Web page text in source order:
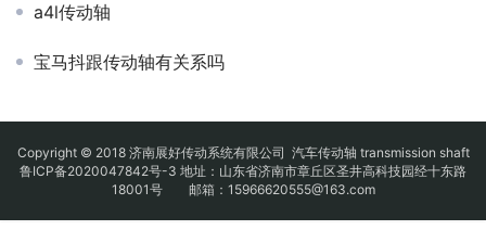
a4l传动轴
宝马抖跟传动轴有关系吗
Copyright © 2018 济南展好传动系统有限公司 汽车传动轴 transmission shaft
鲁ICP备2020047842号-3 地址：山东省济南市章丘区圣井高科技园经十东路
18001号 邮箱：15966620555@163.com